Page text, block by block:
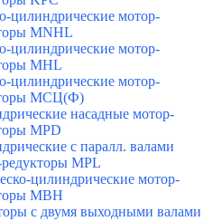
цилиндрические мотор-
MNHL
цилиндрические мотор-
MHL
цилиндрические мотор-
МСЦ(Ф)
насадные мотор-
MPD
с паралл. валами
MPL
цилиндрические мотор-
MBH
с двумя выходными валами